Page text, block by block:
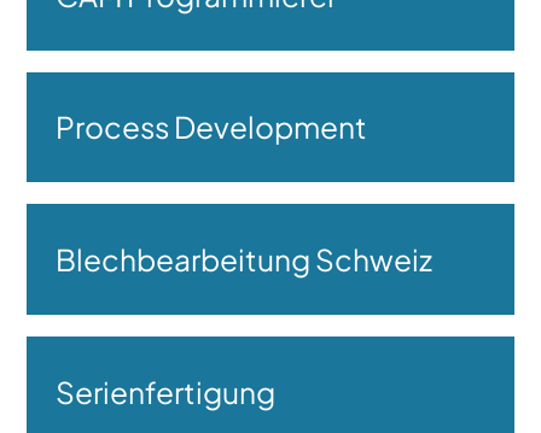
Process Development
Blechbearbeitung Schweiz
Serienfertigung